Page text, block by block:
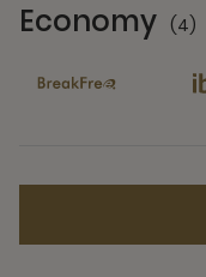
Economy (4)